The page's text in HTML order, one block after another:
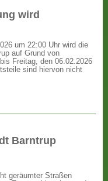
wird
um 22:00 Uhr wird die
auf Grund von
Freitag, den 06.02.2026
sind hiervon nicht
Barntrup
geräumter Straßen